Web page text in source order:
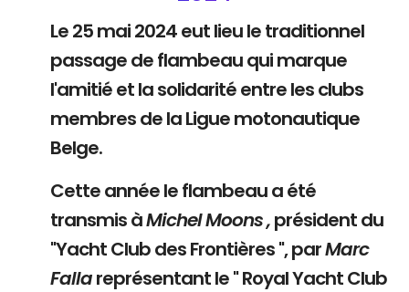
Le 25 mai 2024 eut lieu le traditionnel
passage de flambeau qui marque
l'amitié et la solidarité entre les clubs
membres de la Ligue motonautique
Belge.
Cette année le flambeau a été
transmis àMichel Moons ,président du
"Yacht Club des Frontières ", parMarc
Fallareprésentant le " Royal Yacht Club